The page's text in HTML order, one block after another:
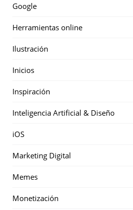
Google
Herramientas online
Ilustración
Inicios
Inspiración
Inteligencia Artificial & Diseño
iOS
Marketing Digital
Memes
Monetización